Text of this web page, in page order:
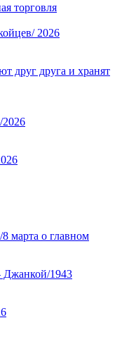
торговля
2026
друг друга и хранят
марта о главном
Джанкой/1943